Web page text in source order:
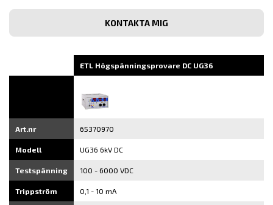
Bekräfta
post
ETL Högspänningsprovare DC UG36
Art.nr 65370970
Modell UG36 6kV DC
Testspänning 100 - 6000 VDC
Trippström 0,1 - 10 mA